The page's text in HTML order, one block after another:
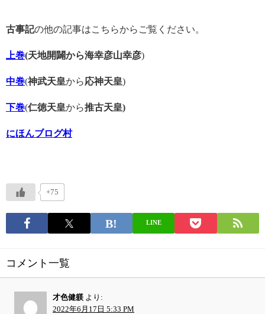
古事記の他の記事はこちらからご覧ください。
上巻(天地開闢から海幸彦山幸彦)
中巻(神武天皇から応神天皇)
下巻(仁徳天皇から推古天皇)
にほんブログ村
+75
LINE
コメント一覧
才色健躾 より:
2022年6月17日 5:33 PM